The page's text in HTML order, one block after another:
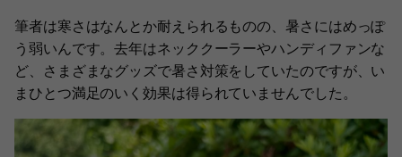
筆者は寒さはなんとか耐えられるものの、暑さにはめっぽ
う弱いんです。去年はネッククーラーやハンディファンな
ど、さまざまなグッズで暑さ対策をしていたのですが、い
まひとつ満足のいく効果は得られていませんでした。